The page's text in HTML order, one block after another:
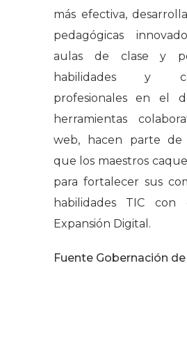
más efectiva,
pedagógicas
aulas de clase y
habilidades y
profesionales en el
herramientas
web, hacen parte de
que los maestros
para fortalecer sus
habilidades TIC con
Expansión Digital.
Fuente Gobernación